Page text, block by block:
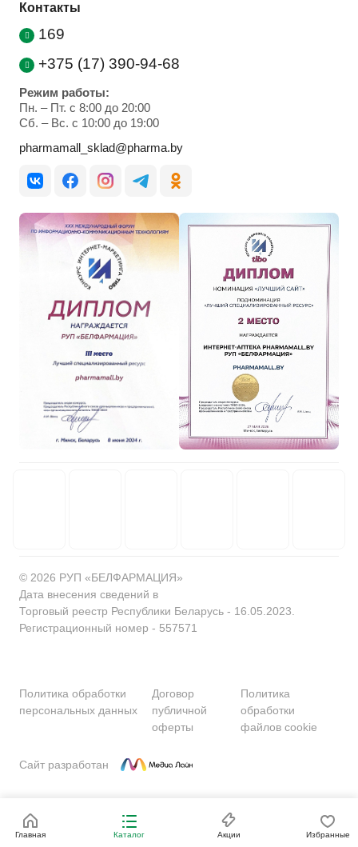
Контакты
169
+375 (17) 390-94-68
Режим работы:
Пн. – Пт. с 8:00 до 20:00
Cб. – Вс. с 10:00 до 19:00
pharmamall_sklad@pharma.by
© 2026 РУП «БЕЛФАРМАЦИЯ»
Дата внесения сведений в
Торговый реестр Республики Беларусь - 16.05.2023.
Регистрационный номер - 557571
Политика обработки
персональных данных
Договор
публичной
оферты
Политика
обработки
файлов cookie
Сайт разработан
Главная Каталог Акции Избранные